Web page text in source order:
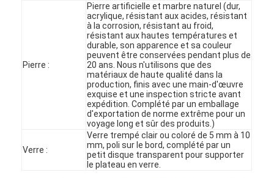
À propos de nous
Visite de l'usine
Contrôle qualité
Contactez-nous
Pierre :
Pierre artificielle et marbre naturel (dur,
acrylique, résistant aux acides, résistant
à la corrosion, résistant au froid,
résistant aux hautes températures et
durable, son apparence et sa couleur
peuvent être conservées pendant plus de
20 ans. Nous n'utilisons que des
matériaux de haute qualité dans la
production, finis avec une main-d'œuvre
exquise et une inspection stricte avant
expédition. Complété par un emballage
d'exportation de norme extrême pour un
voyage long et sûr des produits.)
Verre :
Verre trempé clair ou coloré de 5 mm à 10
mm, poli sur le bord, complété par un
petit disque transparent pour supporter
le plateau en verre.